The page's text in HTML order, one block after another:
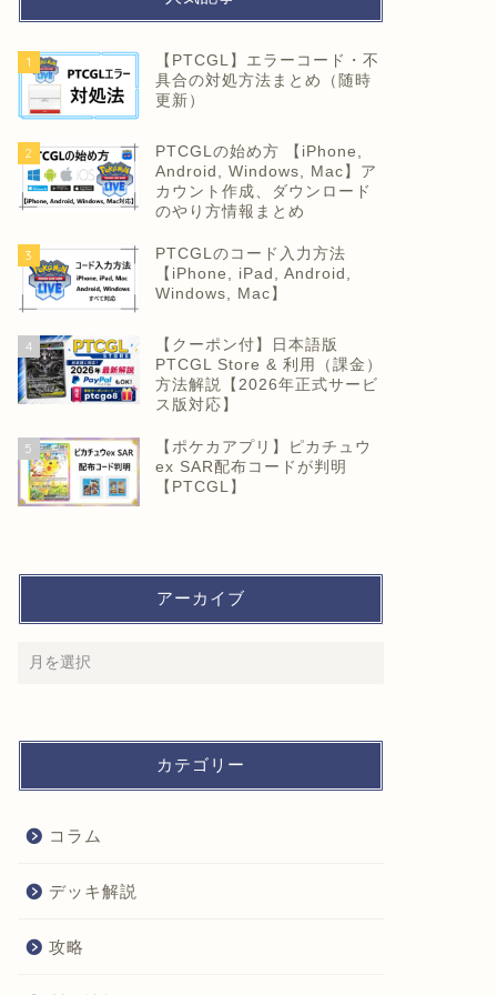
1
【PTCGL】エラーコード・不
具合の対処方法まとめ（随時
更新）
2
PTCGLの始め方 【iPhone,
Android, Windows, Mac】ア
カウント作成、ダウンロード
のやり方情報まとめ
3
PTCGLのコード入力方法
【iPhone, iPad, Android,
Windows, Mac】
4
【クーポン付】日本語版
PTCGL Store & 利用（課金）
方法解説【2026年正式サービ
ス版対応】
5
【ポケカアプリ】ピカチュウ
ex SAR配布コードが判明
【PTCGL】
アーカイブ
カテゴリー
コラム
デッキ解説
攻略